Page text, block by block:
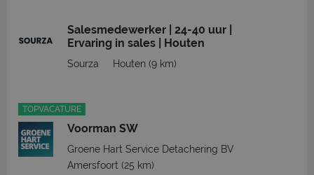
Salesmedewerker | 24-40 uur |
Ervaring in sales | Houten
Sourza Houten (9 km)
TOPVACATURE
Voorman SW
Groene Hart Service Detachering BV
Amersfoort (25 km)